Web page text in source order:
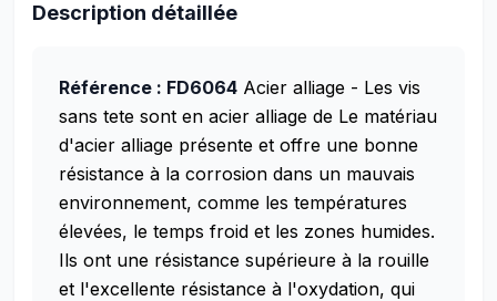
Description détaillée
Référence : FD6064 Acier alliage - Les vis
sans tete sont en acier alliage de Le matériau
d'acier alliage présente et offre une bonne
résistance à la corrosion dans un mauvais
environnement, comme les températures
élevées, le temps froid et les zones humides.
Ils ont une résistance supérieure à la rouille
et l'excellente résistance à l'oxydation, qui